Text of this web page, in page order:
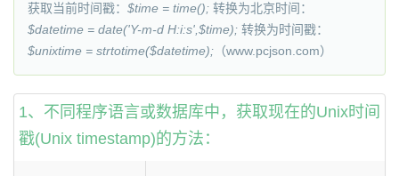
获取当前时间戳： $time = time(); 转换为北京时间：
$datetime = date('Y-m-d H:i:s',$time); 转换为时间戳：
$unixtime = strtotime($datetime); （www. pcjson .com）
1、不同程序语言或数据库中，获取现在的Unix时间
戳(Unix timestamp)的方法：